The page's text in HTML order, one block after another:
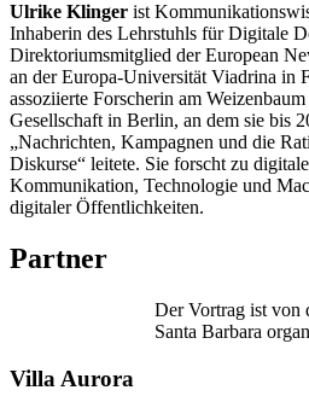
Ulrike Klinger ist
Inhaberin des Lehrstuhls für Digitale
Direktoriumsmitglied der European
an der Europa-Universität Viadrina in
assoziierte Forscherin am
Gesellschaft in Berlin, an dem sie bis
„Nachrichten, Kampagnen und die
Diskurse“ leitete. Sie forscht zu
Kommunikation, Technologie und
digitaler Öffentlichkeiten.
Partner
Der Vortrag ist von
Santa Barbara
Villa Aurora